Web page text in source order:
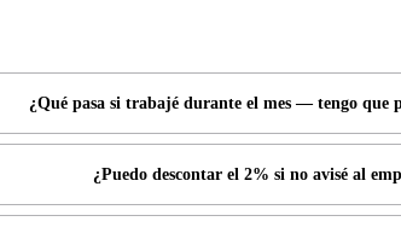
¿Qué pasa si trabajé durante el mes — tengo que
¿Puedo descontar el 2% si no avisé al